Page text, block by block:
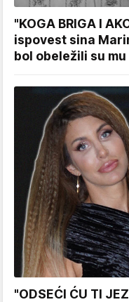
"KOGA BRIGA I
ispovest sina
bol obeležili su
"ODSEĆI ĆU TI